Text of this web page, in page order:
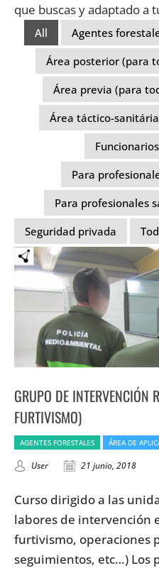
que buscas y adaptado a
All Agentes
Área posterior (para
Área previa (para
Área táctico-sanitária
Para
Para profesionales
Seguridad privada
GRUPO DE INTERVENCIÓN
FURTIVISMO)
AGENTES FORESTALES ÁREA DE
User 21 junio, 2018
Curso dirigido a las
labores de intervención
furtivismo, operaciones
seguimientos, etc…) Los